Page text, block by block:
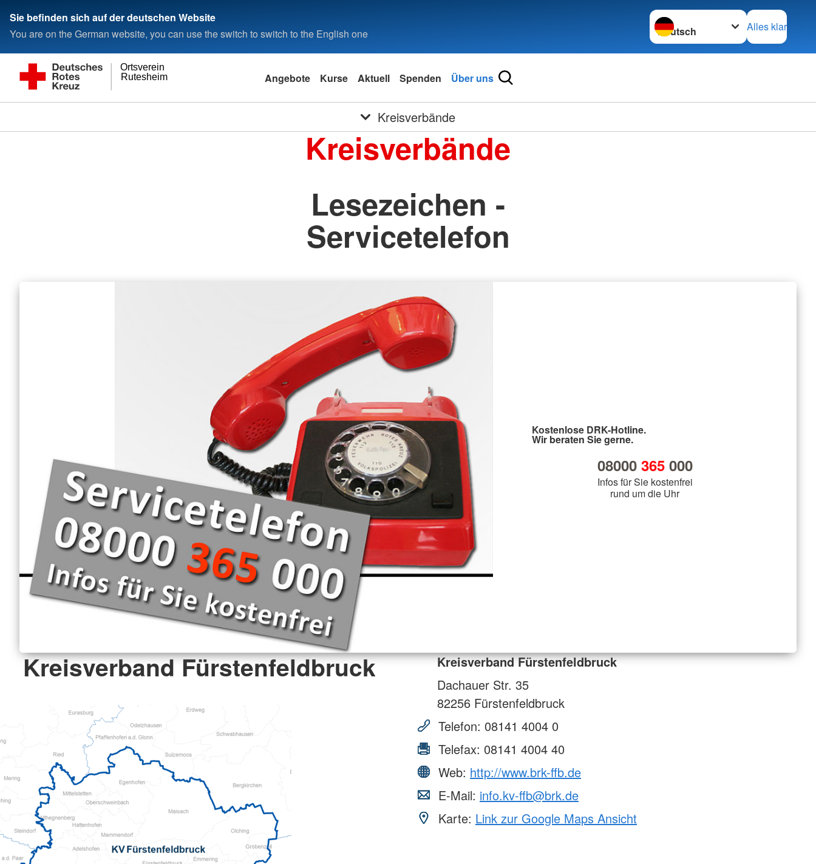
Sie befinden sich auf der deutschen Website
You are on the German website, you can use the switch to switch to the English one
Sprache wechseln zu
Alles klar
Rutesheim
Ortsverein
Angebote Kurse Aktuell Spenden Über uns
Kreisverbände
Kreisverbände
Lesezeichen -
Servicetelefon
Kostenlose DRK-Hotline.
Wir beraten Sie gerne.
08000 365000
Infos für Sie kostenfrei
rund um die Uhr
Kreisverband Fürstenfeldbruck
Kreisverband Fürstenfeldbruck
Dachauer Str. 35
82256 Fürstenfeldbruck
Telefon: 08141 4004 0
Telefax: 08141 4004 40
Web: http://www.brk-ffb.de
E-Mail: info.kv-ffb@brk.de
Karte: Link zur Google Maps Ansicht